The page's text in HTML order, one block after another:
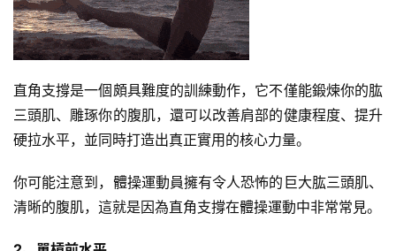
直角支撐是一個頗具難度的訓練動作，它不僅能鍛煉你的肱
三頭肌、雕琢你的腹肌，還可以改善肩部的健康程度、提升
硬拉水平，並同時打造出真正實用的核心力量。
你可能注意到，體操運動員擁有令人恐怖的巨大肱三頭肌、
清晰的腹肌，這就是因為直角支撐在體操運動中非常常見。